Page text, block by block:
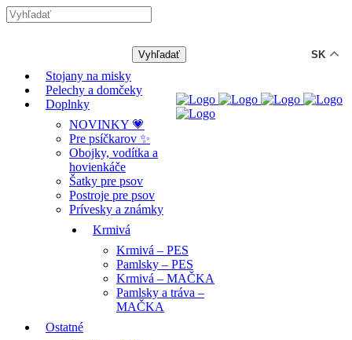
Stojany na misky
Pelechy a domčeky
Doplnky
NOVINKY 💗
Pre psíčkarov ✨
Obojky, vodítka a
hovienkáče
Šatky pre psov
Postroje pre psov
Prívesky a známky
Krmivá
Krmivá – PES
Pamlsky – PES
Krmivá – MAČKA
Pamlsky a tráva –
MAČKA
Ostatné
SK
-12% ZĽAVA s kódom "LETO12" ☀️